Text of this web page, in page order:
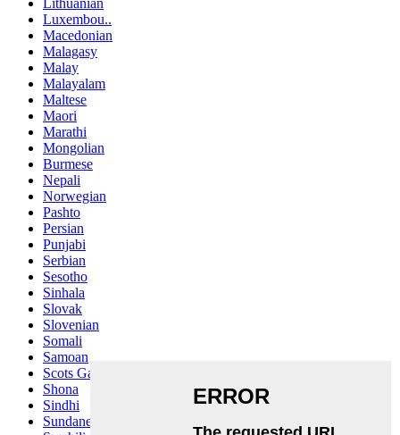
Lithuanian
Luxembou..
Macedonian
Malagasy
Malay
Malayalam
Maltese
Maori
Marathi
Mongolian
Burmese
Nepali
Norwegian
Pashto
Persian
Punjabi
Serbian
Sesotho
Sinhala
Slovak
Slovenian
Somali
Samoan
Scots Gaelic
Shona
Sindhi
Sundanese